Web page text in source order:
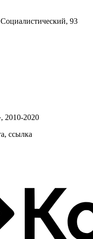
93
2010-2020
ссылка